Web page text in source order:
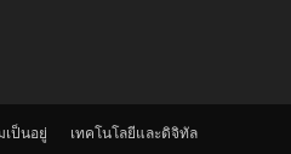
ป็นอยู่ เทคโนโลยีและดิจิทัล